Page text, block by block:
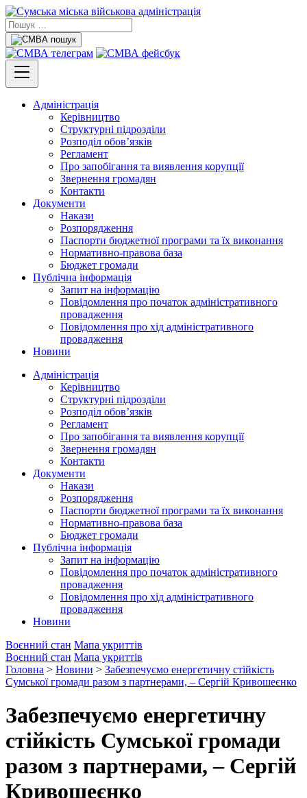
Адміністрація
Керівництво
Структурні підрозділи
Розподіл обов’язків
Регламент
Про запобігання та виявлення корупції
Звернення громадян
Контакти
Документи
Накази
Розпорядження
Паспорти бюджетної програми та їх виконання
Нормативно-правова база
Бюджет громади
Публічна інформація
Запит на інформацію
Повідомлення про початок адміністративного
провадження
Повідомлення про хід адміністративного
провадження
Новини
Адміністрація
Керівництво
Структурні підрозділи
Розподіл обов’язків
Регламент
Про запобігання та виявлення корупції
Звернення громадян
Контакти
Документи
Накази
Розпорядження
Паспорти бюджетної програми та їх виконання
Нормативно-правова база
Бюджет громади
Публічна інформація
Запит на інформацію
Повідомлення про початок адміністративного
провадження
Повідомлення про хід адміністративного
провадження
Новини
Воєнний стан Мапа укриттів
Воєнний стан Мапа укриттів
Головна > Новини > Забезпечуємо енергетичну стійкість
Сумської громади разом з партнерами, – Сергій Кривошеєнко
Забезпечуємо енергетичну
стійкість Сумської громади
разом з партнерами, – Сергій
Кривошеєнко